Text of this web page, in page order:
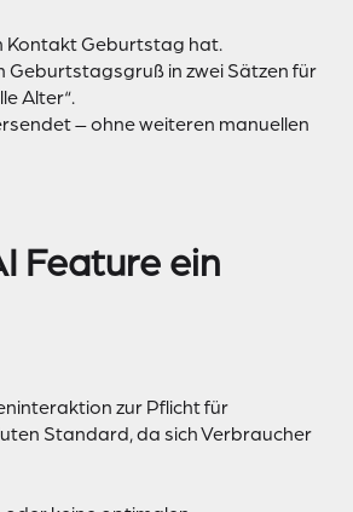
Kontakt Geburtstag hat.
Geburtstagsgruß in zwei Sätzen für
Alter“.
– ohne weiteren manuellen
Feature ein
zur Pflicht für
Standard, da sich Verbraucher